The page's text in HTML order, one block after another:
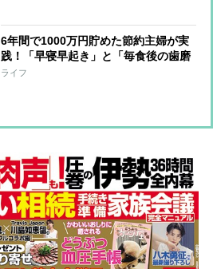
6年間で1000万円貯めた節約主婦が実
践！「早寝早起き」と「毎食後の歯磨
き」が節約につながる理由
ライフ